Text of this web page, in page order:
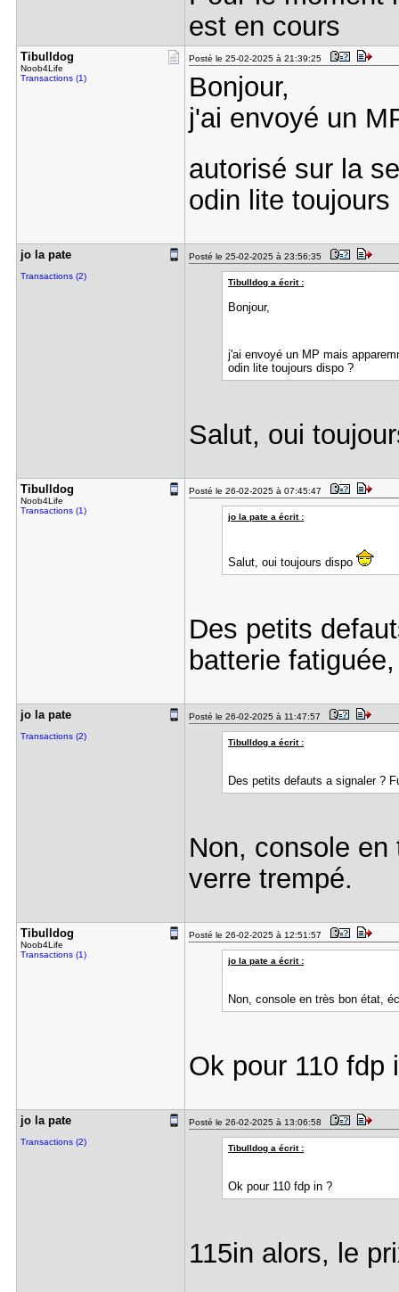
est en cours
Tibulldog
Noob4Life
Transactions (1)
Posté le 25-02-2025 à 21:39:25
Bonjour,
j'ai envoyé un
autorisé sur la
odin lite toujours
jo la pate
Transactions (2)
Posté le 25-02-2025 à 23:56:35
Tibulldog a écrit :
Bonjour,
j'ai envoyé un MP mais
odin lite toujours dispo ?
Salut, oui
Tibulldog
Noob4Life
Transactions (1)
Posté le 26-02-2025 à 07:45:47
jo la pate a écrit :
Salut, oui toujours dispo
Des petits
batterie
jo la pate
Transactions (2)
Posté le 26-02-2025 à 11:47:57
Tibulldog a écrit :
Des petits defauts a signaler ?
Non, console
verre trempé.
Tibulldog
Noob4Life
Transactions (1)
Posté le 26-02-2025 à 12:51:57
jo la pate a écrit :
Non, console en très bon état,
Ok pour 110 fdp
jo la pate
Transactions (2)
Posté le 26-02-2025 à 13:06:58
Tibulldog a écrit :
Ok pour 110 fdp in ?
115in alors, le